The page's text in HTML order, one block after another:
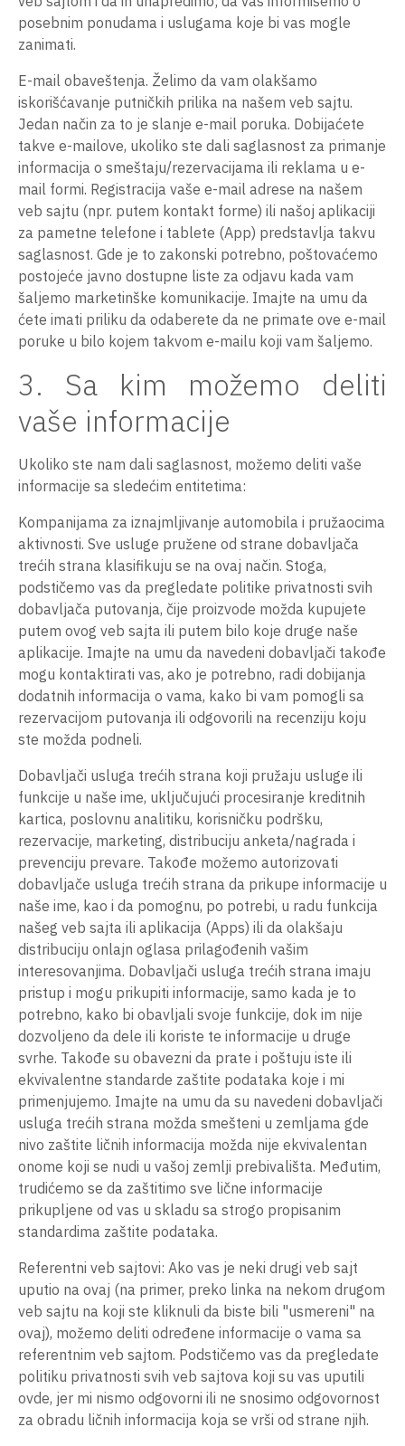
posebnim ponudama i uslugama koje bi vas mogle
zanimati.
E-mail obaveštenja. Želimo da vam olakšamo
iskorišćavanje putničkih prilika na našem veb sajtu.
Jedan način za to je slanje e-mail poruka. Dobijaćete
takve e-mailove, ukoliko ste dali saglasnost za primanje
informacija o smeštaju/rezervacijama ili reklama u e-
mail formi. Registracija vaše e-mail adrese na našem
veb sajtu (npr. putem kontakt forme) ili našoj aplikaciji
za pametne telefone i tablete (App) predstavlja takvu
saglasnost. Gde je to zakonski potrebno, poštovaćemo
postojeće javno dostupne liste za odjavu kada vam
šaljemo marketinške komunikacije. Imajte na umu da
ćete imati priliku da odaberete da ne primate ove e-mail
poruke u bilo kojem takvom e-mailu koji vam šaljemo.
3. Sa kim možemo deliti
vaše informacije
Ukoliko ste nam dali saglasnost, možemo deliti vaše
informacije sa sledećim entitetima:
Kompanijama za iznajmljivanje automobila i pružaocima
aktivnosti. Sve usluge pružene od strane dobavljača
trećih strana klasifikuju se na ovaj način. Stoga,
podstičemo vas da pregledate politike privatnosti svih
dobavljača putovanja, čije proizvode možda kupujete
putem ovog veb sajta ili putem bilo koje druge naše
aplikacije. Imajte na umu da navedeni dobavljači takođe
mogu kontaktirati vas, ako je potrebno, radi dobijanja
dodatnih informacija o vama, kako bi vam pomogli sa
rezervacijom putovanja ili odgovorili na recenziju koju
ste možda podneli.
Dobavljači usluga trećih strana koji pružaju usluge ili
funkcije u naše ime, uključujući procesiranje kreditnih
kartica, poslovnu analitiku, korisničku podršku,
rezervacije, marketing, distribuciju anketa/nagrada i
prevenciju prevare. Takođe možemo autorizovati
dobavljače usluga trećih strana da prikupe informacije u
naše ime, kao i da pomognu, po potrebi, u radu funkcija
našeg veb sajta ili aplikacija (Apps) ili da olakšaju
distribuciju onlajn oglasa prilagođenih vašim
interesovanjima. Dobavljači usluga trećih strana imaju
pristup i mogu prikupiti informacije, samo kada je to
potrebno, kako bi obavljali svoje funkcije, dok im nije
dozvoljeno da dele ili koriste te informacije u druge
svrhe. Takođe su obavezni da prate i poštuju iste ili
ekvivalentne standarde zaštite podataka koje i mi
primenjujemo. Imajte na umu da su navedeni dobavljači
usluga trećih strana možda smešteni u zemljama gde
nivo zaštite ličnih informacija možda nije ekvivalentan
onome koji se nudi u vašoj zemlji prebivališta. Međutim,
trudićemo se da zaštitimo sve lične informacije
prikupljene od vas u skladu sa strogo propisanim
standardima zaštite podataka.
Referentni veb sajtovi: Ako vas je neki drugi veb sajt
uputio na ovaj (na primer, preko linka na nekom drugom
veb sajtu na koji ste kliknuli da biste bili "usmereni" na
ovaj), možemo deliti određene informacije o vama sa
referentnim veb sajtom. Podstičemo vas da pregledate
politiku privatnosti svih veb sajtova koji su vas uputili
ovde, jer mi nismo odgovorni ili ne snosimo odgovornost
za obradu ličnih informacija koja se vrši od strane njih.